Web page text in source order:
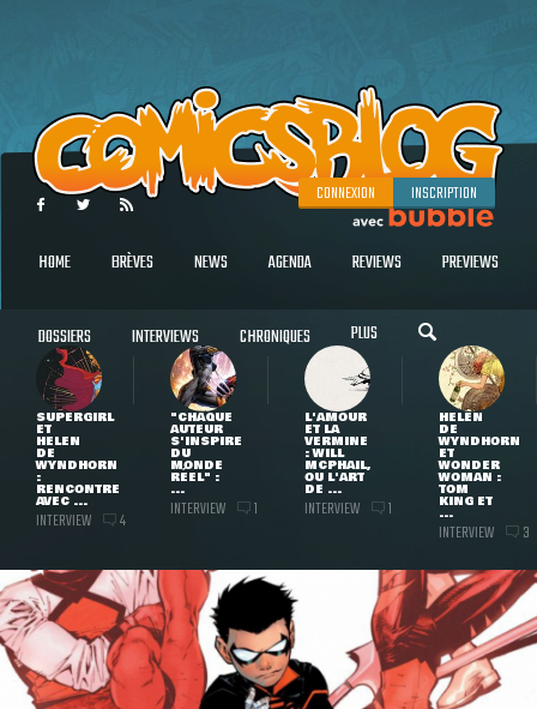
CONNEXION INSCRIPTION
HOME BRÈVES NEWS AGENDA REVIEWS PREVIEWS
DOSSIERS INTERVIEWS CHRONIQUES PLUS
SUPERGIRL
ET
HELEN
DE
WYNDHORN
:
RENCONTRE
AVEC ...
INTERVIEW 4
"CHAQUE
AUTEUR
S'INSPIRE
DU
MONDE
RÉEL" :
...
INTERVIEW 1
L'AMOUR
ET LA
VERMINE
: WILL
MCPHAIL,
OU L'ART
DE ...
INTERVIEW 1
HELEN
DE
WYNDHORN
ET
WONDER
WOMAN :
TOM
KING ET
...
INTERVIEW 3